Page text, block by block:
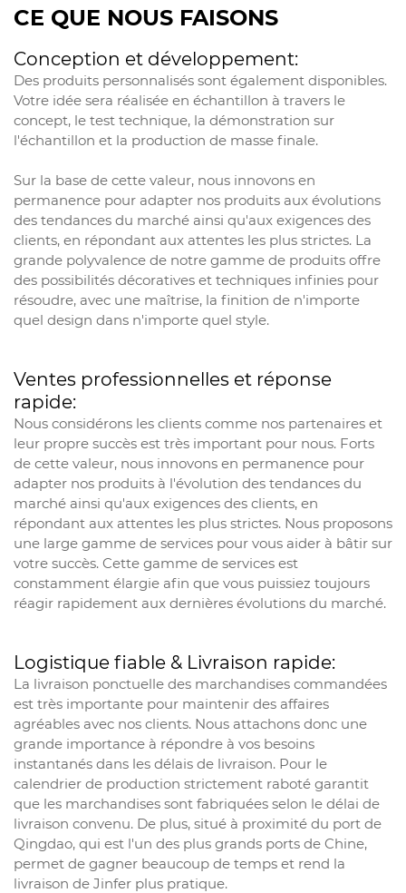
CE QUE NOUS FAISONS
Conception et développement:
Des produits personnalisés sont également disponibles.
Votre idée sera réalisée en échantillon à travers le
concept, le test technique, la démonstration sur
l'échantillon et la production de masse finale.
Sur la base de cette valeur, nous innovons en
permanence pour adapter nos produits aux évolutions
des tendances du marché ainsi qu'aux exigences des
clients, en répondant aux attentes les plus strictes. La
grande polyvalence de notre gamme de produits offre
des possibilités décoratives et techniques infinies pour
résoudre, avec une maîtrise, la finition de n'importe
quel design dans n'importe quel style.
Ventes professionnelles et réponse
rapide:
Nous considérons les clients comme nos partenaires et
leur propre succès est très important pour nous. Forts
de cette valeur, nous innovons en permanence pour
adapter nos produits à l'évolution des tendances du
marché ainsi qu'aux exigences des clients, en
répondant aux attentes les plus strictes. Nous proposons
une large gamme de services pour vous aider à bâtir sur
votre succès. Cette gamme de services est
constamment élargie afin que vous puissiez toujours
réagir rapidement aux dernières évolutions du marché.
Logistique fiable & Livraison rapide:
La livraison ponctuelle des marchandises commandées
est très importante pour maintenir des affaires
agréables avec nos clients. Nous attachons donc une
grande importance à répondre à vos besoins
instantanés dans les délais de livraison. Pour le
calendrier de production strictement raboté garantit
que les marchandises sont fabriquées selon le délai de
livraison convenu. De plus, situé à proximité du port de
Qingdao, qui est l'un des plus grands ports de Chine,
permet de gagner beaucoup de temps et rend la
livraison de Jinfer plus pratique.